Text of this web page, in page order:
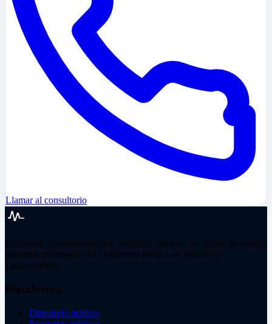
Llamar al consultorio
Encuentra al especialista que necesitas, resuelve tus dudas de salud y
mantente informado. Tu plataforma médica en México y
Latinoamérica.
Plataforma
Directorio médico